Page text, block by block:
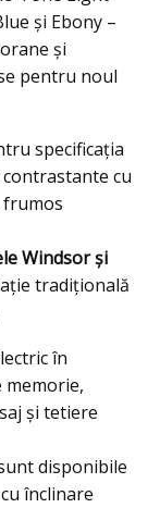
și Ebony –
și
pentru noul
specificaţia
cu
frumos
Windsor și
tradițională
în
memorie,
şi tetiere
disponibile
înclinare